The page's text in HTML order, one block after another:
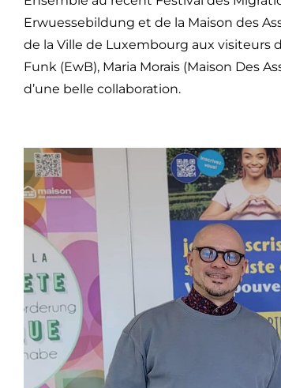
Erwuessebildung et de la Maison des
de la Ville de Luxembourg aux visiteurs
Funk (EwB), Maria Morais (Maison Des
d’une belle collaboration.